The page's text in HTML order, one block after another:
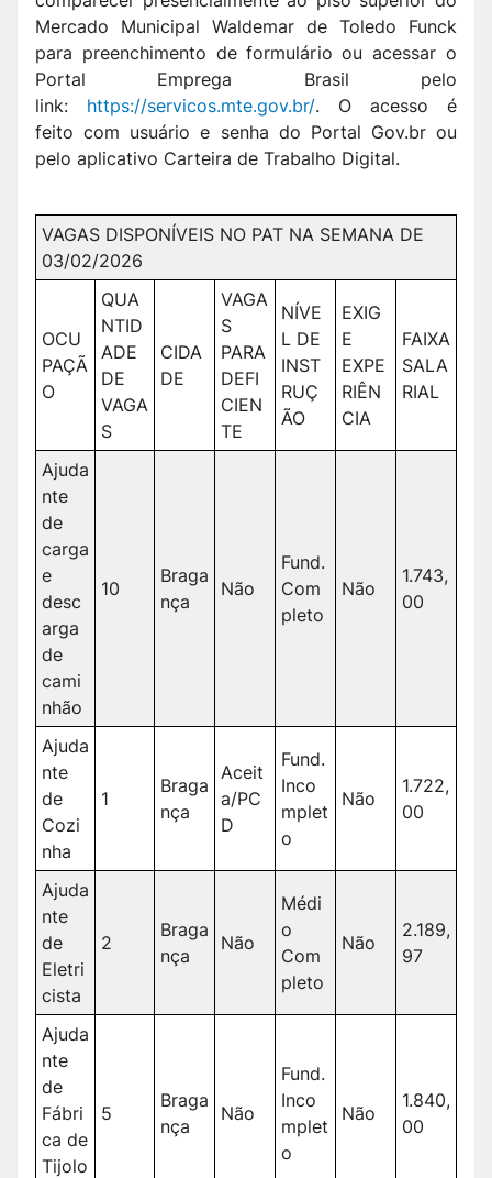
Mercado Municipal Waldemar de Toledo Funck
para preenchimento de formulário ou acessar o
Portal Emprega Brasil pelo
link: https://servicos.mte.gov.br/. O acesso é
feito com usuário e senha do Portal Gov.br ou
pelo aplicativo Carteira de Trabalho Digital.
VAGAS DISPONÍVEIS NO PAT NA SEMANA DE
03/02/2026
OCU
PAÇÃ
O
QUA
NTID
ADE
DE
VAGA
S
CIDA
DE
VAGA
S
PARA
DEFI
CIEN
TE
NÍVE
L DE
INST
RUÇ
ÃO
EXIG
E
EXPE
RIÊN
CIA
FAIXA
SALA
RIAL
Ajuda
nte
de
carga
e
desc
arga
de
cami
nhão
10
Braga
nça
Não
Fund.
Com
pleto
Não
1.743,
00
Ajuda
nte
de
Cozi
nha
1
Braga
nça
Aceit
a/PC
D
Fund.
Inco
mplet
o
Não
1.722,
00
Ajuda
nte
de
Eletri
cista
2
Braga
nça
Não
Médi
o
Com
pleto
Não
2.189,
97
Ajuda
nte
de
Fábri
ca de
Tijolo
5
Braga
nça
Não
Fund.
Inco
mplet
o
Não
1.840,
00